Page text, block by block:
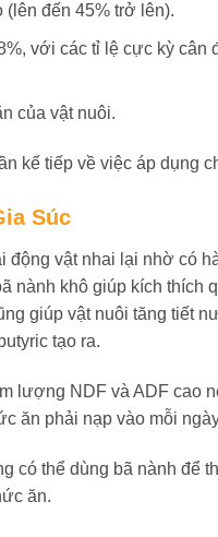
đến 45% trở lên).
với các tỉ lệ cực kỳ
của vật nuôi.
kế tiếp về việc áp dụng
Súc
động vật nhai lại nhờ có
nành khô giúp kích thích
giúp vật nuôi tăng tiết
tạo ra.
lượng NDF và ADF cao
ăn phải nạp vào mỗi
có thể dùng bã nành để
ăn.